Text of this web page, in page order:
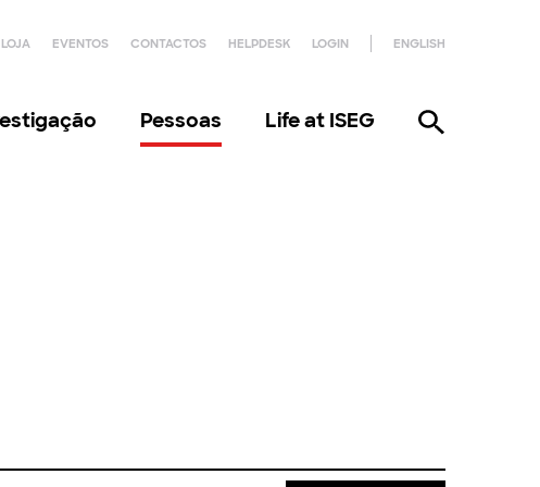
LOJA EVENTOS CONTACTOS HELPDESK LOGIN ENGLISH
Pessoas Life at ISEG